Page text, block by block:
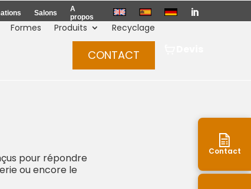
Salons
A
propos

Formes Produits Recyclage
CONTACT
pour répondre
ou encore le
Contact